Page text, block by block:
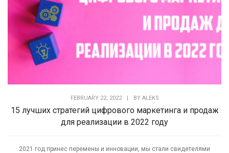
FEBRUARY 22, 2022 | BY ALEKS
15 лучших стратегий цифрового маркетинга и продаж
для реализации в 2022 году
2021 год принес перемены и инновации, мы стали свидетелями